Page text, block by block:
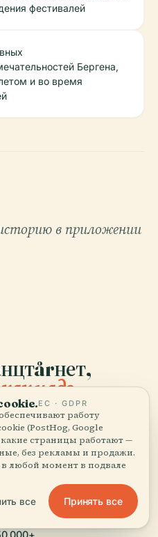
фестивалей
Бергена,
и во время
в приложении
надо.
в 96 странах.
знания —
000+
ЕС · GDPR
работу
(PostHog, Google
страницы работают —
без рекламы и продажи.
любой момент в подвале
все Принять все